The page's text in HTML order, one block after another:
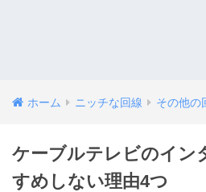
ホーム ニッチな回線 その他の
ケーブルテレビのイン
すめしない理由4つ